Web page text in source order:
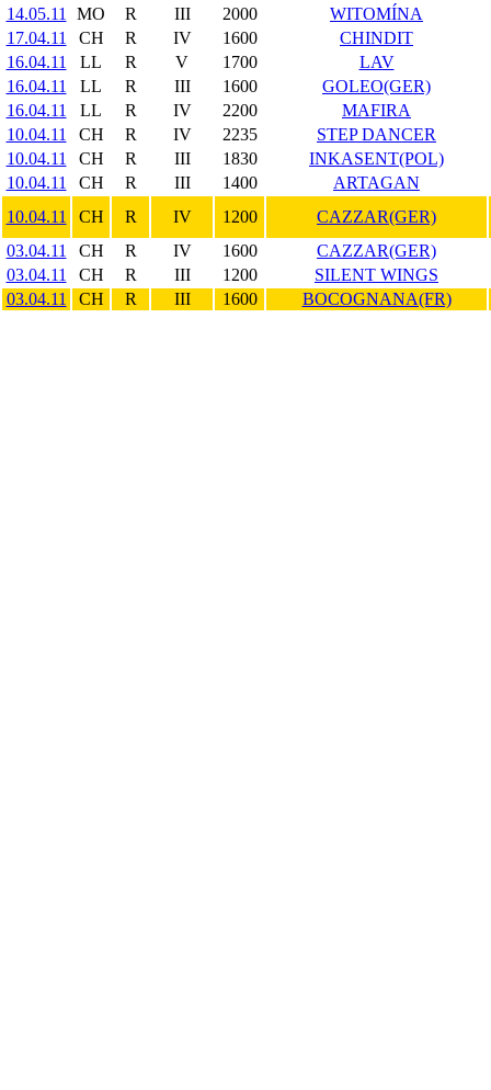
14.05.11
MO R III 2000
WITOMÍNA
17.04.11
CH R IV 1600
CHINDIT
16.04.11
LL R V 1700
LAV
16.04.11
LL R III 1600
GOLEO(GER)
16.04.11
LL R IV 2200
MAFIRA
10.04.11
CH R IV 2235
STEP DANCER
10.04.11
CH R III 1830
INKASENT(POL)
10.04.11
CH R III 1400
ARTAGAN
10.04.11
CH R IV 1200
CAZZAR(GER)
03.04.11
CH R IV 1600
CAZZAR(GER)
03.04.11
CH R III 1200
SILENT WINGS
03.04.11
CH R III 1600 BOCOGNANA(FR)